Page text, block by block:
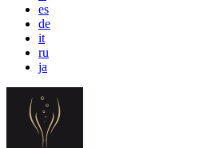
es
de
it
ru
ja